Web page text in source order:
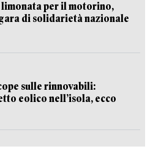
per il motorino,
di solidarietà nazionale
sulle rinnovabili:
eolico nell’isola, ecco